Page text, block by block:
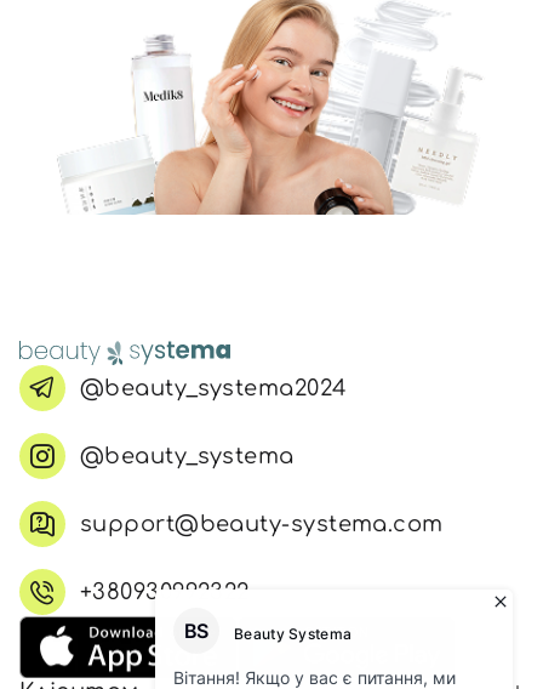
@beauty_systema2024
@beauty_systema
support@beauty-systema.com
+380930992322